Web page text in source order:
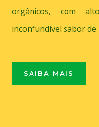
orgânicos, com
inconfundível sabor de
SAIBA MAIS